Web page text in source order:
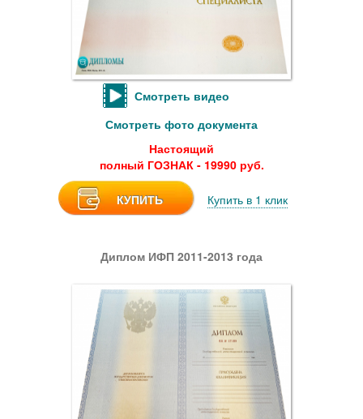
Смотреть видео
Смотреть фото документа
Настоящий
полный ГОЗНАК - 19990 руб.
КУПИТЬ Купить в 1 клик
Диплом ИФП 2011-2013 года